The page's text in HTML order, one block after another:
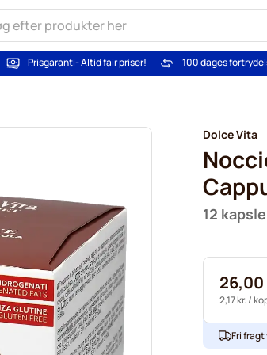
Prisgaranti- Altid fair priser! 100 dages
Dolce Vita
12
26,00
2,17 kr./
Fri fragt